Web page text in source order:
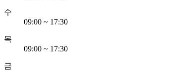
수
09:00 ~ 17:30
목
09:00 ~ 17:30
금